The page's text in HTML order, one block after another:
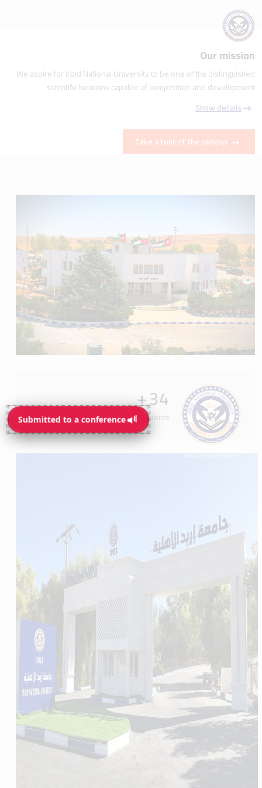
Submitted to a conference
Our mission
We aspire for Irbid National University to be one of the distinguished
scientific beacons capable of competition and development.
Show details
Take a tour of the campus
34
+
Programs available for students
Submitted to a conference